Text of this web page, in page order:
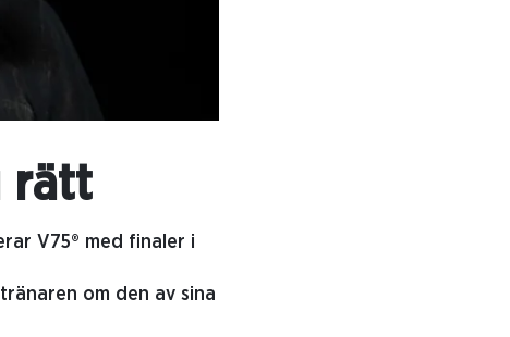
rätt
V75® med finaler i
om den av sina